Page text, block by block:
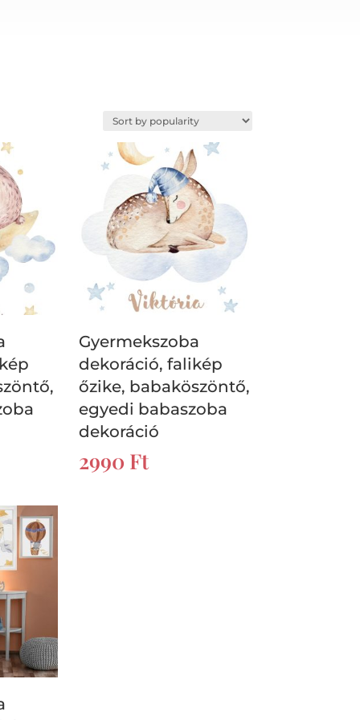
Gyermekszoba
dekoráció, falikép
őzike, babaköszöntő,
egyedi babaszoba
dekoráció
2990 Ft